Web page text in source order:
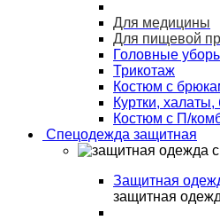
Для медицины
Для пищевой
Головные
Трикотаж
Костюм с
Куртки, халаты,
Костюм с П/
Спецодежда защитная
Защитная
защитная